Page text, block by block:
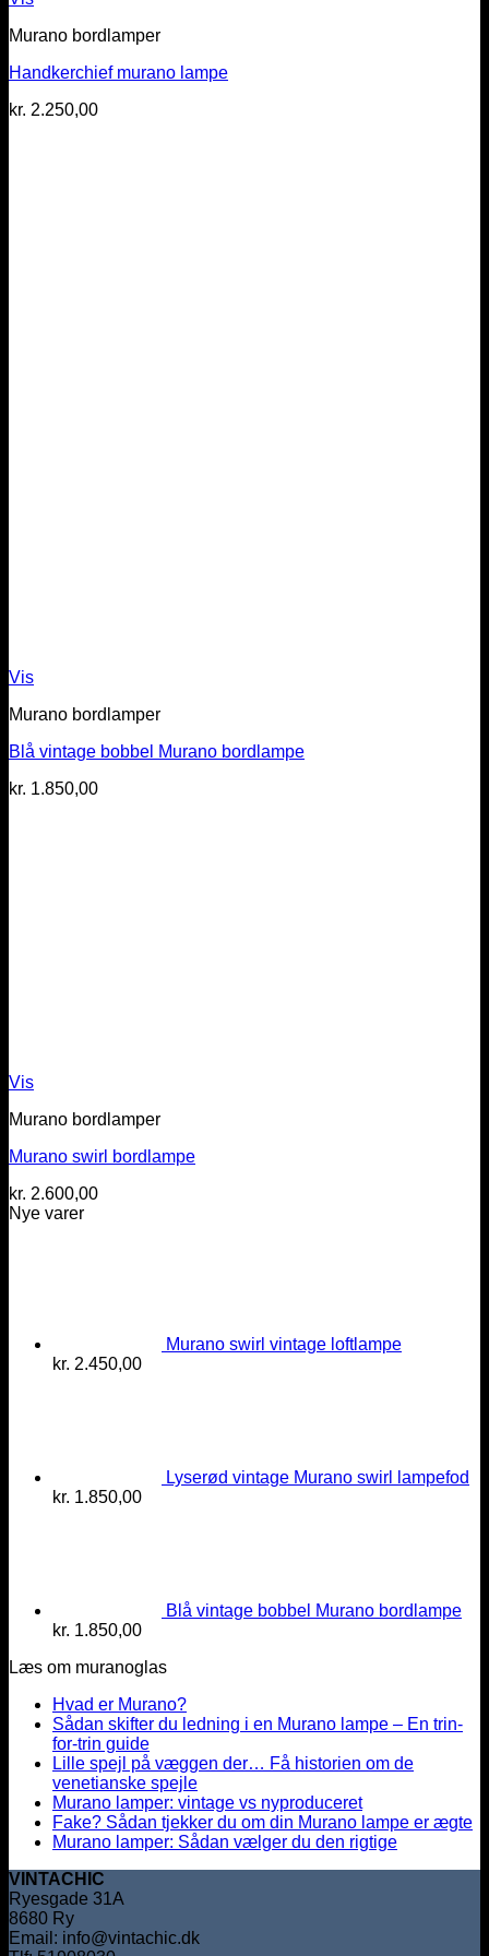
Murano bordlamper
Handkerchief murano lampe
kr. 2.250,00
Vis
Murano bordlamper
Blå vintage bobbel Murano bordlampe
kr. 1.850,00
Vis
Murano bordlamper
Murano swirl bordlampe
kr. 2.600,00
Nye varer
Murano swirl vintage loftlampe
kr. 2.450,00
Lyserød vintage Murano swirl lampefod
kr. 1.850,00
Blå vintage bobbel Murano bordlampe
kr. 1.850,00
Læs om muranoglas
Hvad er Murano?
Sådan skifter du ledning i en Murano lampe – En trin-
for-trin guide
Lille spejl på væggen der… Få historien om de
venetianske spejle
Murano lamper: vintage vs nyproduceret
Fake? Sådan tjekker du om din Murano lampe er ægte
Murano lamper: Sådan vælger du den rigtige
VINTACHIC
Ryesgade 31A
8680 Ry
Email: info@vintachic.dk